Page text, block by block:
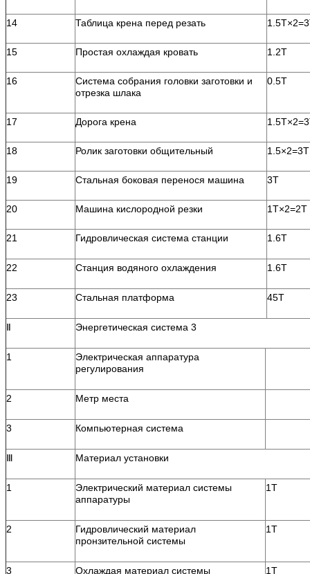
14 Таблица крена перед резать
15 Простая охлаждая кровать 1.2T
16
Система собрания головки заготовки и
отрезка шлака
0.5T
17 Дорога крена
18 Ролик заготовки общительный 1.5×2=3T
19 Стальная боковая перенося машина 3T
20 Машина кислородной резки 1T×2=2T
21 Гидровлическая система станции 1.6T
22 Станция водяного охлаждения 1.6T
23 Стальная платформа 45T
Ⅱ Энергетическая система 3
1
Электрическая аппаратура
регулирования
2 Метр места
3 Компьютерная система
Ⅲ Материал установки
1
Электрический материал системы
аппаратуры
1T
2
Гидровлический материал
пронзительной системы
1T
3
Охлаждая материал системы
1T